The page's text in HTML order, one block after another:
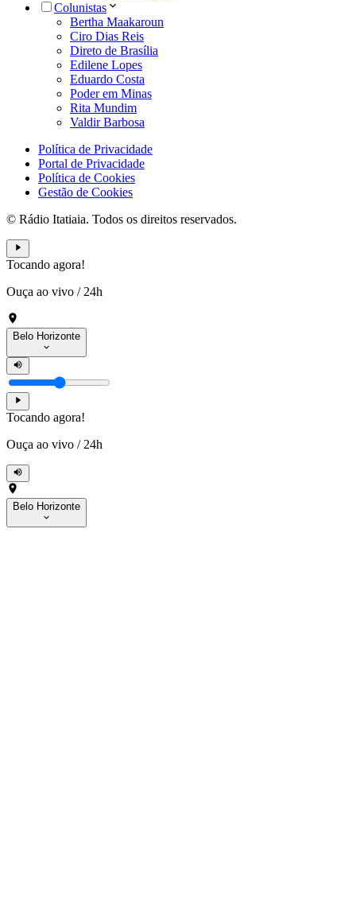
Colunistas
Bertha Maakaroun
Ciro Dias Reis
Direto de Brasília
Edilene Lopes
Eduardo Costa
Poder em Minas
Rita Mundim
Valdir Barbosa
Política de Privacidade
Portal de Privacidade
Política de Cookies
Gestão de Cookies
© Rádio Itatiaia. Todos os direitos reservados.
Tocando agora!
Ouça ao vivo / 24h
Belo Horizonte
Tocando agora!
Ouça ao vivo / 24h
Belo Horizonte